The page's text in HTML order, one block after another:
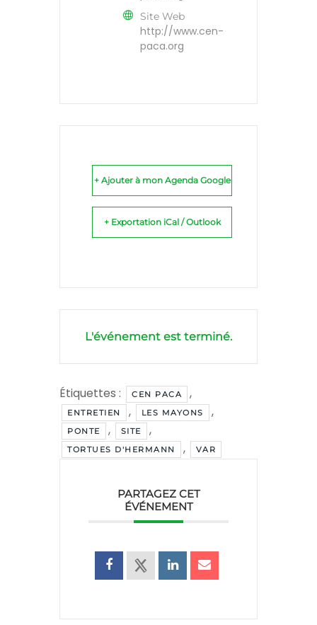
Site Web
http://www.cen-
paca.org
+ Ajouter à mon Agenda Google
+ Exportation iCal / Outlook
L'événement est terminé.
Étiquettes : CEN PACA ,
ENTRETIEN , LES MAYONS ,
PONTE , SITE ,
TORTUES D'HERMANN , VAR
PARTAGEZ CET
ÉVÉNEMENT